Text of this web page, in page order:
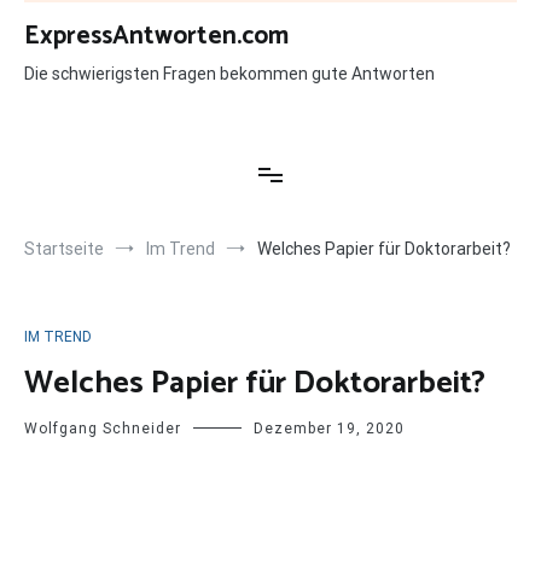
Zum
Inhalt
springen
ExpressAntworten.com
Die schwierigsten Fragen bekommen gute Antworten
Startseite Im Trend Welches Papier für Doktorarbeit?
IM TREND
Welches Papier für Doktorarbeit?
Wolfgang Schneider Dezember 19, 2020